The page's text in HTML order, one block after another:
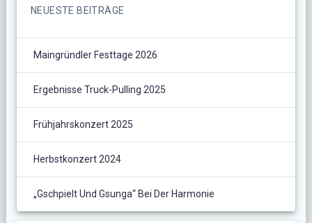
NEUESTE BEITRÄGE
Maingründler Festtage 2026
Ergebnisse Truck-Pulling 2025
Frühjahrskonzert 2025
Herbstkonzert 2024
„Gschpielt Und Gsunga“ Bei Der Harmonie